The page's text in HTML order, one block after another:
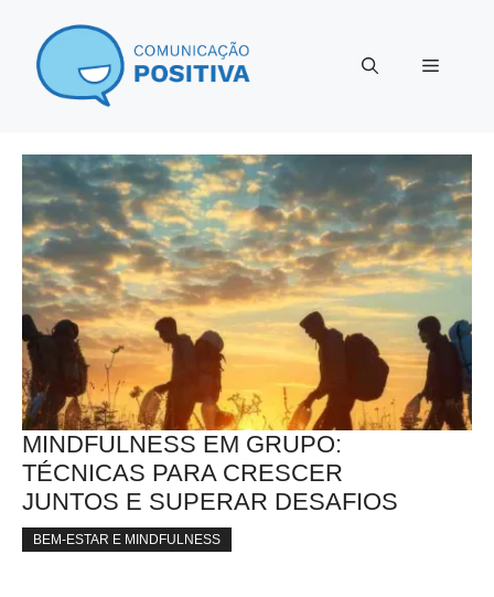
conteúdo
Menu
MINDFULNESS EM GRUPO:
TÉCNICAS PARA CRESCER
JUNTOS E SUPERAR DESAFIOS
BEM-ESTAR E MINDFULNESS